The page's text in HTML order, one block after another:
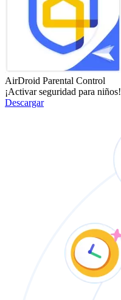
AirDroid Parental Control
¡Activar seguridad para niños!
Descargar